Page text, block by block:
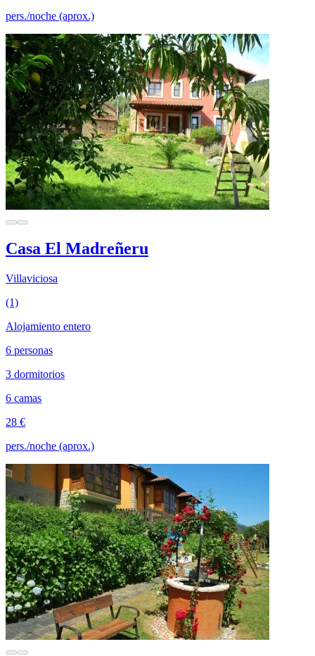
pers./noche (aprox.)
Casa El Madreñeru
Villaviciosa
(1)
Alojamiento entero
6 personas
3 dormitorios
6 camas
28 €
pers./noche (aprox.)